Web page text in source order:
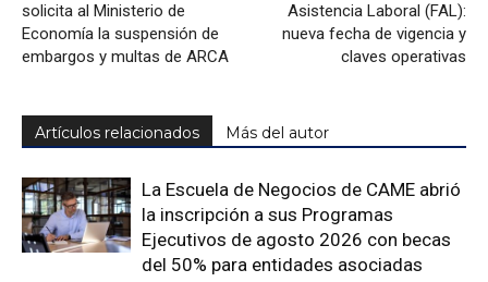
solicita al Ministerio de
Economía la suspensión de
embargos y multas de ARCA
Asistencia Laboral (FAL):
nueva fecha de vigencia y
claves operativas
Artículos relacionados Más del autor
La Escuela de Negocios de CAME abrió
la inscripción a sus Programas
Ejecutivos de agosto 2026 con becas
del 50% para entidades asociadas